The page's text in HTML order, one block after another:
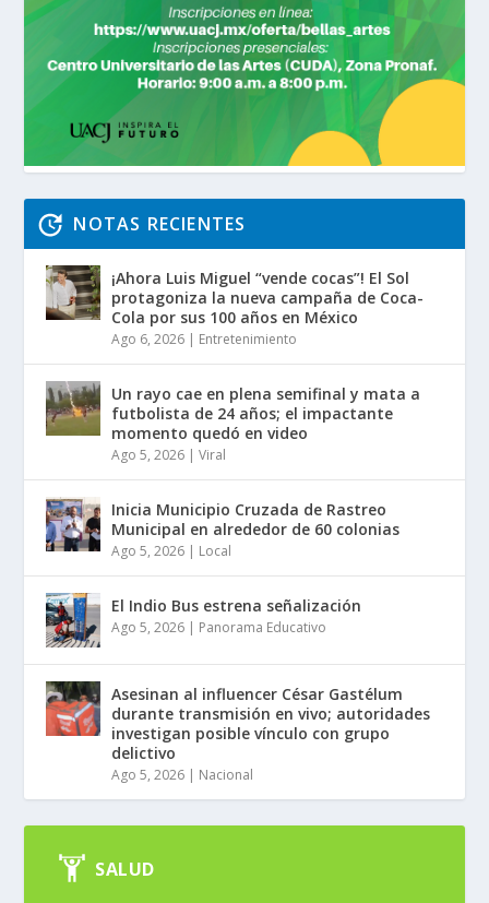
NOTAS RECIENTES
¡Ahora Luis Miguel “vende cocas”! El Sol
protagoniza la nueva campaña de Coca-
Cola por sus 100 años en México
Ago 6, 2026 | Entretenimiento
Un rayo cae en plena semifinal y mata a
futbolista de 24 años; el impactante
momento quedó en video
Ago 5, 2026 |Viral
Inicia Municipio Cruzada de Rastreo
Municipal en alrededor de 60 colonias
Ago 5, 2026 | Local
El Indio Bus estrena señalización
Ago 5, 2026 | Panorama Educativo
Asesinan al influencer César Gastélum
durante transmisión en vivo; autoridades
investigan posible vínculo con grupo
delictivo
Ago 5, 2026 | Nacional
SALUD